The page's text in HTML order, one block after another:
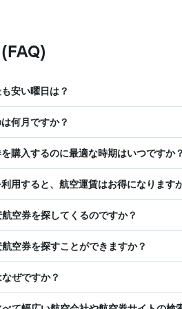
安い曜日は？
何月ですか？
購入するのに最適な時期はいつですか？
用すると、航空運賃はお得になります
空券を探してくるのですか？
空券を探すことができますか？
ぜですか？